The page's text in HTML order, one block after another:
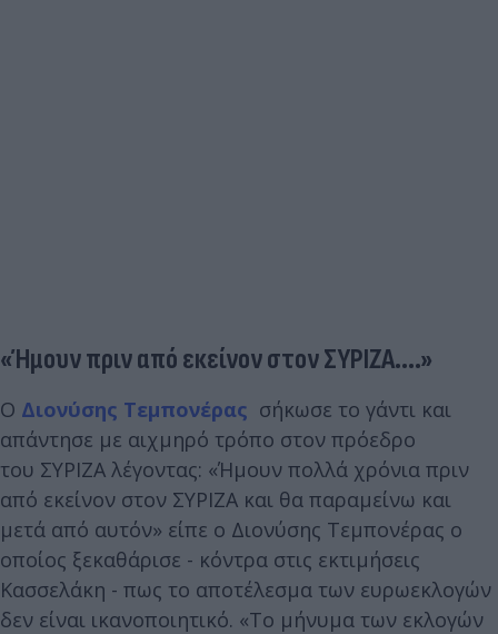
«Ήμουν πριν από εκείνον στον ΣΥΡΙΖΑ....»
Ο Διονύσης Τεμπονέρας σήκωσε το γάντι και
απάντησε με αιχμηρό τρόπο στον πρόεδρο
του ΣΥΡΙΖΑ λέγοντας: «Ήμουν πολλά χρόνια πριν
από εκείνον στον ΣΥΡΙΖΑ και θα παραμείνω και
μετά από αυτόν» είπε ο Διονύσης Τεμπονέρας ο
οποίος ξεκαθάρισε - κόντρα στις εκτιμήσεις
Κασσελάκη - πως το αποτέλεσμα των ευρωεκλογών
δεν είναι ικανοποιητικό. «Το μήνυμα των εκλογών